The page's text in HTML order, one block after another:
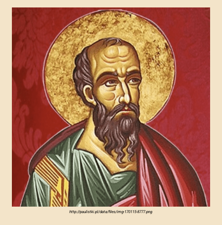
http://paulistki.pl/data/files/img-170115-8777.png